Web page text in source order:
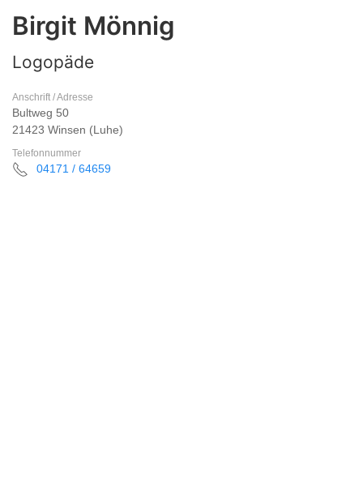
Birgit Mönnig
Logopäde
Anschrift / Adresse
Bultweg 50
21423 Winsen (Luhe)
Telefonnummer
04171 / 64659